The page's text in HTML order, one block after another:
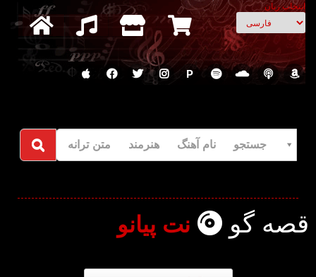
انتخاب زبان
P
جستجو نام آهنگ هنرمند متن ترانه
قصه گو نت پیانو